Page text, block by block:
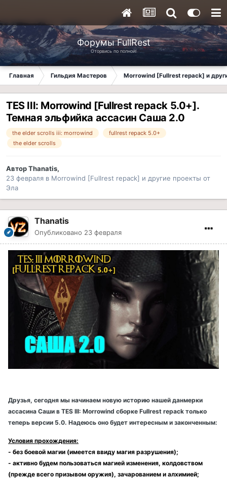
Форумы FullRest
Оторвись по полной!
Главная Гильдия Мастеров Morrowind [Fullrest repack] и
TES III: Morrowind [Fullrest repack 5.0+].
Темная эльфийка ассасин Саша 2.0
the elder scrolls iii: morrowind
fullrest repack 5.0+
the elder scrolls
АвторThanatis,
23 февраля в Morrowind [Fullrest repack] и другие проекты от
Эла
Thanatis
Опубликовано 23 февраля
Друзья, сегодня мы начинаем новую историю нашей данмерки
ассасина Саши в TES III: Morrowind сборке Fullrest repack только
теперь версии 5.0. Надеюсь оно будет интересным и законченным:
Условия прохождения:
- без боевой магии (имеется ввиду магия разрушения);
- активно будем пользоваться магией изменения, колдовством
(прежде всего призывом оружия), зачарованием и алхимией;